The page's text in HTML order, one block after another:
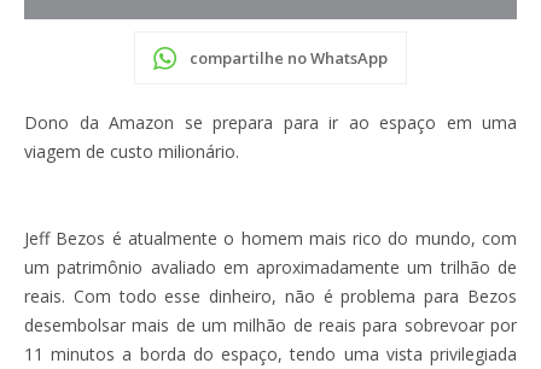
compartilhe no WhatsApp
Dono da Amazon se prepara para ir ao espaço em uma
viagem de custo milionário.
Jeff Bezos é atualmente o homem mais rico do mundo, com
um patrimônio avaliado em aproximadamente um trilhão de
reais. Com todo esse dinheiro, não é problema para Bezos
desembolsar mais de um milhão de reais para sobrevoar por
11 minutos a borda do espaço, tendo uma vista privilegiada